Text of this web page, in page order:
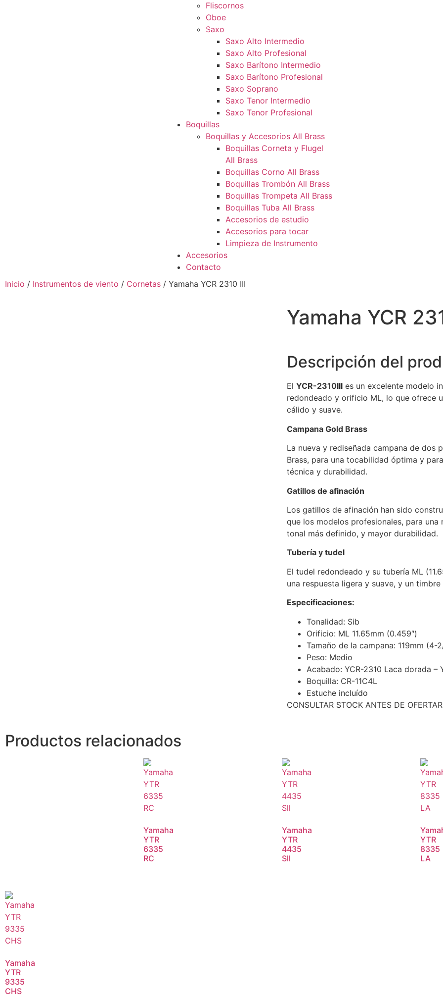
Fliscornos
Oboe
Saxo
Saxo Alto Intermedio
Saxo Alto Profesional
Saxo Barítono Intermedio
Saxo Barítono Profesional
Saxo Soprano
Saxo Tenor Intermedio
Saxo Tenor Profesional
Boquillas
Boquillas y Accesorios All Brass
Boquillas Corneta y Flugel
All Brass
Boquillas Corno All Brass
Boquillas Trombón All Brass
Boquillas Trompeta All Brass
Boquillas Tuba All Brass
Accesorios de estudio
Accesorios para tocar
Limpieza de Instrumento
Accesorios
Contacto
Inicio / Instrumentos de viento / Cornetas / Yamaha YCR 2310 III
Yamaha YCR
Descripción del
El YCR-2310III es un excelente modelo
redondeado y orificio ML, lo que ofrece
cálido y suave.
Campana Gold Brass
La nueva y rediseñada campana de dos
Brass, para una tocabilidad óptima y
técnica y durabilidad.
Gatillos de afinación
Los gatillos de afinación han sido
que los modelos profesionales, para
tonal más definido, y mayor durabilidad.
Tubería y tudel
El tudel redondeado y su tubería ML
una respuesta ligera y suave, y un
Especificaciones:
Tonalidad: Sib
Orificio: ML 11.65mm (0.459″)
Tamaño de la campana: 119mm (4-
Peso: Medio
Acabado: YCR-2310 Laca dorada –
Boquilla: CR-11C4L
Estuche incluído
CONSULTAR STOCK ANTES DE OFERTAR
Productos relacionados
Yamaha
YTR
6335
RC
Yamaha
YTR
4435
Sll
YTR
8335
LA
Yamaha
YTR
9335
CHS